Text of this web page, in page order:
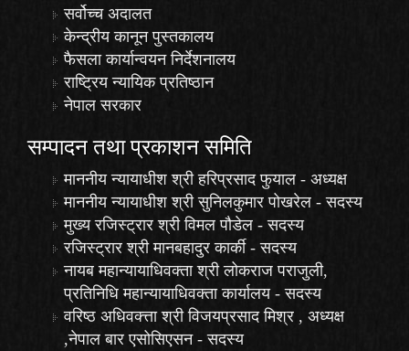
सर्वोच्च अदालत
केन्द्रीय कानून पुस्तकालय
फैसला कार्यान्वयन निर्देशनालय
राष्ट्रिय न्यायिक प्रतिष्ठान
नेपाल सरकार
सम्पादन तथा प्रकाशन समिति
माननीय न्यायाधीश श्री हरिप्रसाद फुयाल - अध्यक्ष
माननीय न्यायाधीश श्री सुनिलकुमार पोखरेल - सदस्य
मुख्य रजिस्ट्रार श्री विमल पौडेल - सदस्य
रजिस्ट्रार श्री मानबहादुर कार्की - सदस्य
नायब महान्यायाधिवक्ता श्री लोकराज पराजुली,
प्रतिनिधि महान्यायाधिवक्ता कार्यालय - सदस्य
वरिष्ठ अधिवक्त्ता श्री विजयप्रसाद मिश्र , अध्यक्ष
,नेपाल बार एसोसिएसन - सदस्य